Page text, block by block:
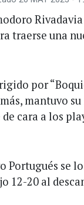
traerse una
por
mantuvo
cara a los
Portugués se
12-20 al